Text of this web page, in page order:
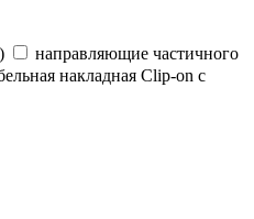
)
направляющие частичного
накладная Clip-on с